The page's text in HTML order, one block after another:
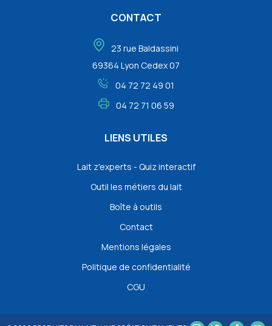
CONTACT
23 rue Baldassini
69364 Lyon Cedex 07
04 72 72 49 01
04 72 71 06 59
LIENS UTILES
Lait z'experts - Quiz interactif
Outil les métiers du lait
Boîte à outils
Contact
Mentions légales
Politique de confidentialité
CGU